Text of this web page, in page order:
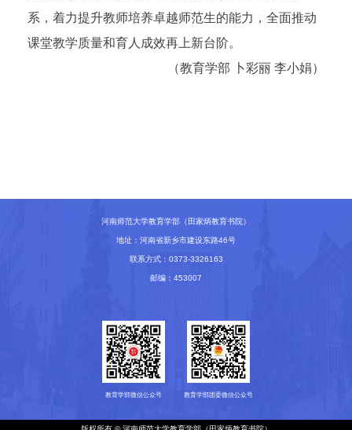
系，着力提升教师培养卓越师范生的能力，全面推动
课堂教学质量和育人成效再上新台阶。
（教育学部
卜彩丽李小娟）
河南师范大学教育学部（田家炳教育书院）
地址：河南省新乡市建设东路46号
联系方式：0373-3326163
邮编：453007
教育学部微信公众号 教育学部团委微信公众号